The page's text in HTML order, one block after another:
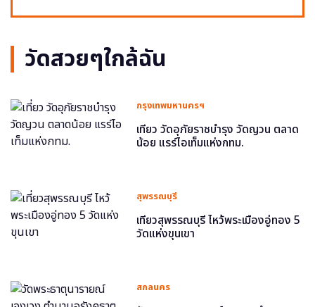
วัดสวยๆใกล้ฉัน
กรุงเทพมหานครฯ
เที่ยว วัดอุภัยราชบำรุง วัดญวน ตลาด
น้อย แรร์ไอเท็มแห่งกทม.
สุพรรณบุรี
เที่ยวสุพรรณบุรี ไหว้พระเมืองอู่ทอง 5
วัดแห่งขุนเขา
สกลนคร